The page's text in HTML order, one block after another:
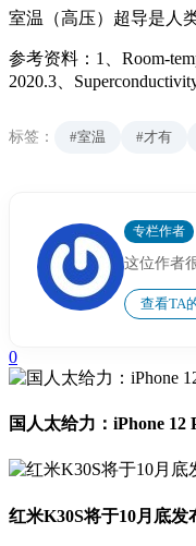
室温（高压）超导是人
参考资料：1、Room-
2020.3、
标签： #室温 #才有
专栏作者
这位作者
查看TA
0
国人太给力：iPhone
红米K30S将于10月底